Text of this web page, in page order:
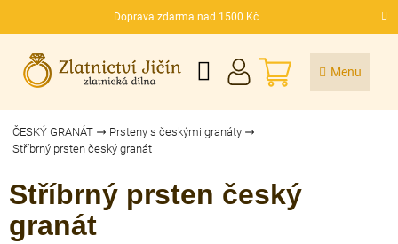
Doprava zdarma nad 1500 Kč
CZK
NÁKUPNÍ
KOŠÍK
ČESKÝ GRANÁT
Prsteny s českými granáty
Stříbrný prsten český granát
Stříbrný prsten český
granát